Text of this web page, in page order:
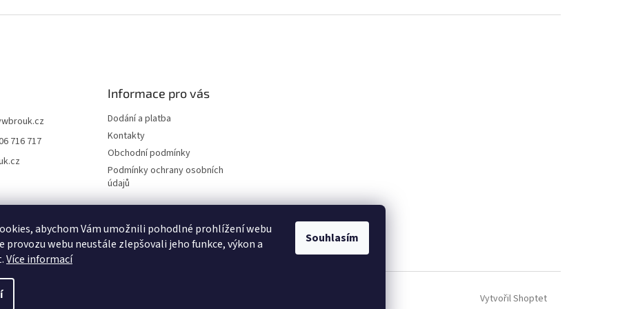
abychom Vám umožnili pohodlné prohlížení webu
provozu webu neustále zlepšovali jeho funkce, výkon a
Více informací
Souhlasím
716 717
Informace pro vás
Dodání a platba
Kontakty
Obchodní podmínky
Podmínky ochrany osobních
údajů
Vytvořil Shoptet